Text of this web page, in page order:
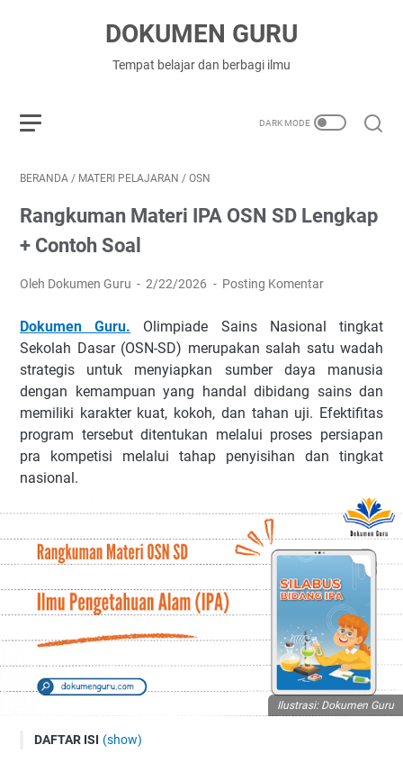
DOKUMEN GURU
Tempat belajar dan berbagi ilmu
BERANDA / MATERI PELAJARAN / OSN
Rangkuman Materi IPA OSN SD Lengkap
+ Contoh Soal
Oleh Dokumen Guru 2/22/2026 Posting Komentar
Dokumen Guru.
Olimpiade Sains Nasional tingkat
Sekolah Dasar (OSN-SD) merupakan salah satu wadah
strategis untuk menyiapkan sumber daya manusia
dengan kemampuan yang handal dibidang sains dan
memiliki karakter kuat, kokoh, dan tahan uji. Efektifitas
program tersebut ditentukan melalui proses persiapan
pra kompetisi melalui tahap penyisihan dan tingkat
nasional.
Ilustrasi: Dokumen Guru
DAFTAR ISI (show)